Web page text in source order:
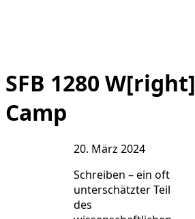
SFB 1280 W[right]
Camp
20. März 2024
Schreiben – ein oft
unterschätzter Teil
des